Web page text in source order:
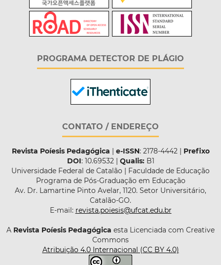
PROGRAMA DETECTOR DE PLÁGIO
CONTATO / ENDEREÇO
Revista Poíesis Pedagógica e-ISSN: 2178-4442 | Prefixo
DOI: 10.69532 | Qualis:B1
Universidade Federal de Catalão | Faculdade de Educação
Programa de Pós-Graduação em Educação
Av. Dr. Lamartine Pinto Avelar, 1120. Setor Universitário,
Catalão-GO.
E-mail: revista.poiesis@ufcat.edu.br
A Revista Poíesis Pedagógica esta Licenciada com Creative
Commons
Atribuição 4.0 Internacional (CC BY 4.0)